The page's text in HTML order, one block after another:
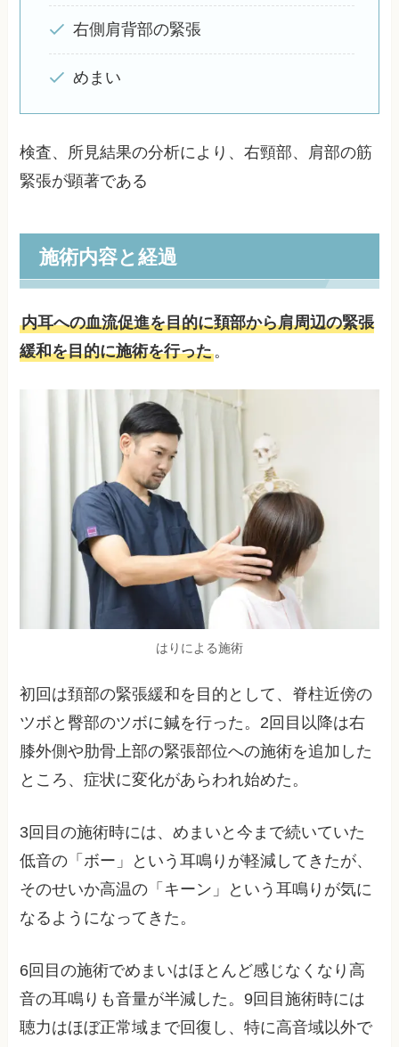
右側肩背部の緊張
めまい
検査、所見結果の分析により、右頸部、肩部の筋
緊張が顕著である
施術内容と経過
内耳への血流促進を目的に頚部から肩周辺の緊張
緩和を目的に施術を行った。
はりによる施術
初回は頚部の緊張緩和を目的として、脊柱近傍の
ツボと臀部のツボに鍼を行った。2回目以降は右
膝外側や肋骨上部の緊張部位への施術を追加した
ところ、症状に変化があらわれ始めた。
3回目の施術時には、めまいと今まで続いていた
低音の「ボー」という耳鳴りが軽減してきたが、
そのせいか高温の「キーン」という耳鳴りが気に
なるようになってきた。
6回目の施術でめまいはほとんど感じなくなり高
音の耳鳴りも音量が半減した。9回目施術時には
聴力はほぼ正常域まで回復し、特に高音域以外で